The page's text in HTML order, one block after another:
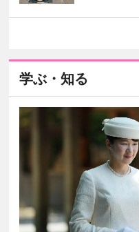
学ぶ・知る